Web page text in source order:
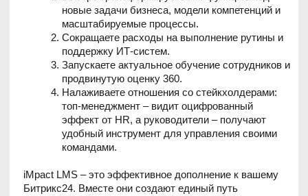
iMpact LMS – это эффективное дополнение к вашему
Битрикс24. Вместе они создают единый путь
сотрудника, объединяя рабочие задачи, HR-процессы и
коммуникацию. Управлять этим легко в личном
кабинете без привлечения ИТ и лишних интеграций.
Оставить заявкуна бесплатную консультацию по HR-